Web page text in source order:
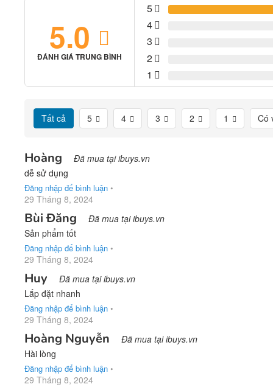
5.0
ĐÁNH GIÁ TRUNG BÌNH
5
4
3
2
1
Tất cả 5 4 3 2 1 Có
Hoàng Đã mua tại ibuys.vn
dễ sử dụng
Đăng nhập để bình luận •
29 Tháng 8, 2024
Bùi Đăng Đã mua tại ibuys.vn
Sản phẩm tốt
Đăng nhập để bình luận •
29 Tháng 8, 2024
Huy Đã mua tại ibuys.vn
Lắp đặt nhanh
Đăng nhập để bình luận •
29 Tháng 8, 2024
Hoàng Nguyễn Đã mua tại ibuys.vn
Hài lòng
Đăng nhập để bình luận •
29 Tháng 8, 2024